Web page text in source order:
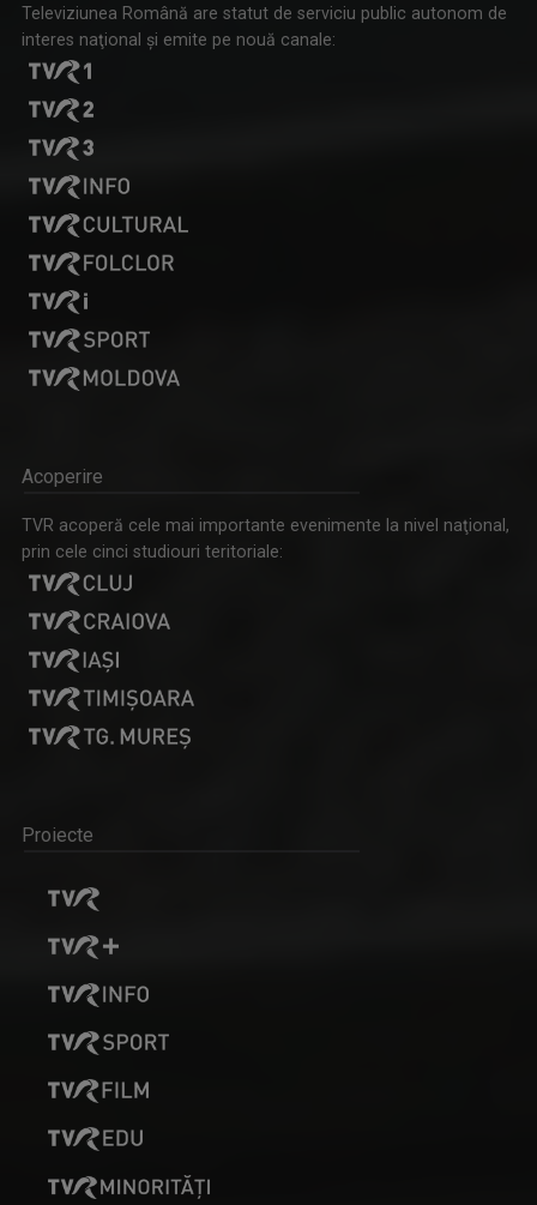
Televiziunea Română are statut de serviciu public autonom de
interes naţional şi emite pe nouă canale:
Acoperire
TVR acoperă cele mai importante evenimente la nivel naţional,
prin cele cinci studiouri teritoriale:
Proiecte